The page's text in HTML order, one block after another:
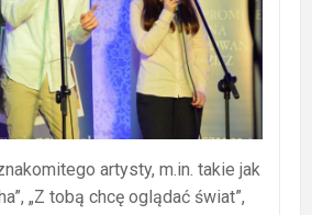
artysty, m.in. takie jak
„Z tobą chcę oglądać świat”,